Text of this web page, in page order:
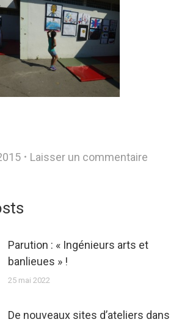
Laisser un commentaire
Parution : « Ingénieurs arts et
banlieues » !
25 mai 2022
De nouveaux sites d’ateliers dans